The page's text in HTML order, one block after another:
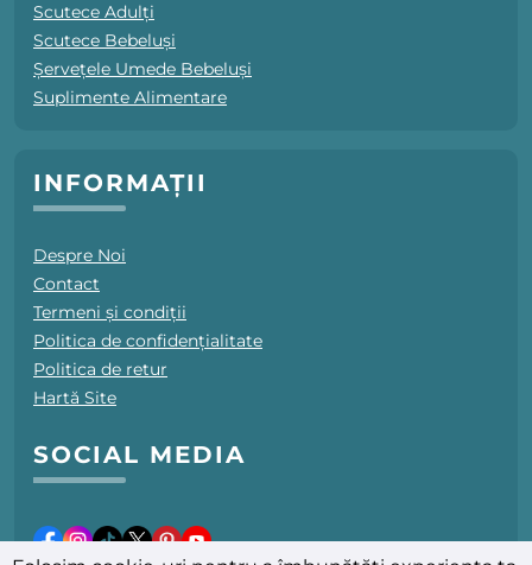
Scutece Adulți
Scutece Bebeluși
Șervețele Umede Bebeluși
Suplimente Alimentare
INFORMAȚII
Despre Noi
Contact
Termeni și condiții
Politica de confidențialitate
Politica de retur
Hartă Site
SOCIAL MEDIA